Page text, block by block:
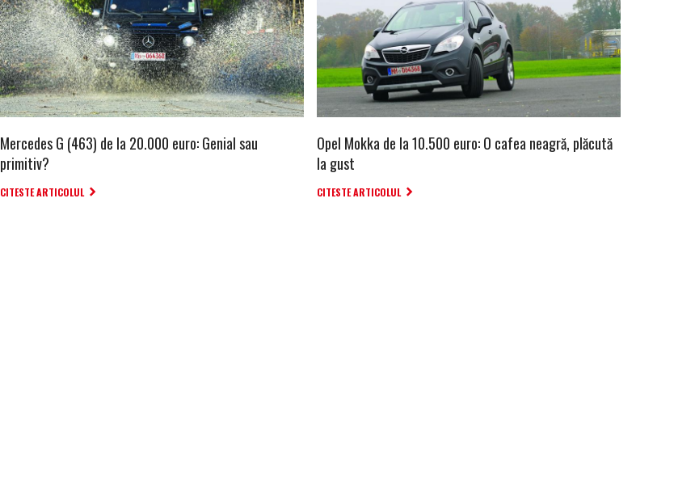
Mercedes G (463) de la 20.000 euro: Genial sau
primitiv?
CITESTE ARTICOLUL
Opel Mokka de la 10.500 euro: O cafea neagră, plăcută
la gust
CITESTE ARTICOLUL